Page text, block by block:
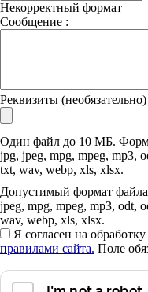
Некорректный формат
Сообщение :
Реквизиты (необязательно)
Один файл до 10 МБ.
jpg, jpeg, mpg, mpeg, mp3,
txt, wav, webp, xls, xlsx.
Допустимый формат
jpeg, mpg, mpeg, mp3, odt,
wav, webp, xls, xlsx.
Я согласен на
правилами сайта. Поле